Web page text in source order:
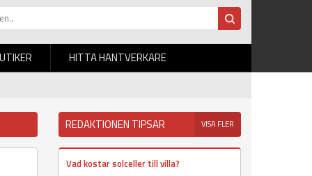
HITTA HANTVERKARE
REDAKTIONEN TIPSAR VISA FLER
Vad kostar solceller till villa?